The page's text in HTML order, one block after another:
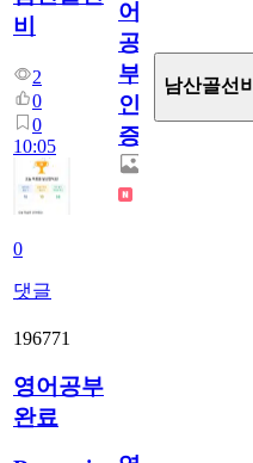
비
2
0
0
10:05
0
댓글
어
공
부
인
증
남산골선비
196771
영어공부
완료